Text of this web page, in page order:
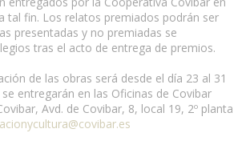
tal fin. Los relatos premiados podrán ser
presentadas y no premiadas se
tras el acto de entrega de premios.
de las obras será desde el día 23 al 31
entregarán en las Oficinas de Covibar
Avd. de Covibar, 8, local 19, 2º planta